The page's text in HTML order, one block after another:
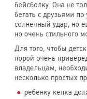
бейсболку. Она не
бегать с друзьями
солнечный удар, но
но очень стильного
Для того, чтобы
порой очень
владельцам,
несколько простых
ребенку кепка